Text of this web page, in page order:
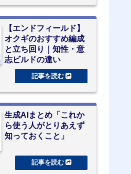
【エンドフィールド】
オクギのおすすめ編成
と立ち回り｜知性・意
志ビルドの違い
生成AIまとめ「これか
ら使う人がとりあえず
知っておくこと」